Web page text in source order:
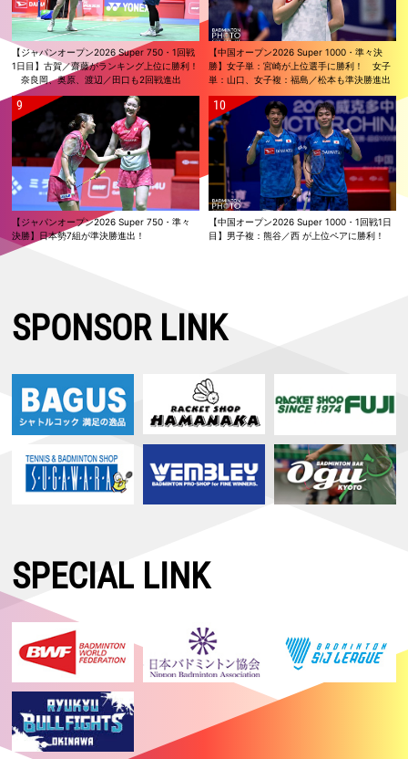
【ジャパンオープン2026 Super 750・1回戦
1日目】古賀／齋藤がランキング上位に勝利！
奈良岡、奥原、渡辺／田口も2回戦進出
【中国オープン2026 Super 1000・準々決
勝】女子単：宮崎が上位選手に勝利！ 女子
単：山口、女子複：福島／松本も準決勝進出
【ジャパンオープン2026 Super 750・準々
決勝】日本勢7組が準決勝進出！
【中国オープン2026 Super 1000・1回戦1日
目】男子複：熊谷／西 が上位ペアに勝利！
SPONSOR LINK
SPECIAL LINK